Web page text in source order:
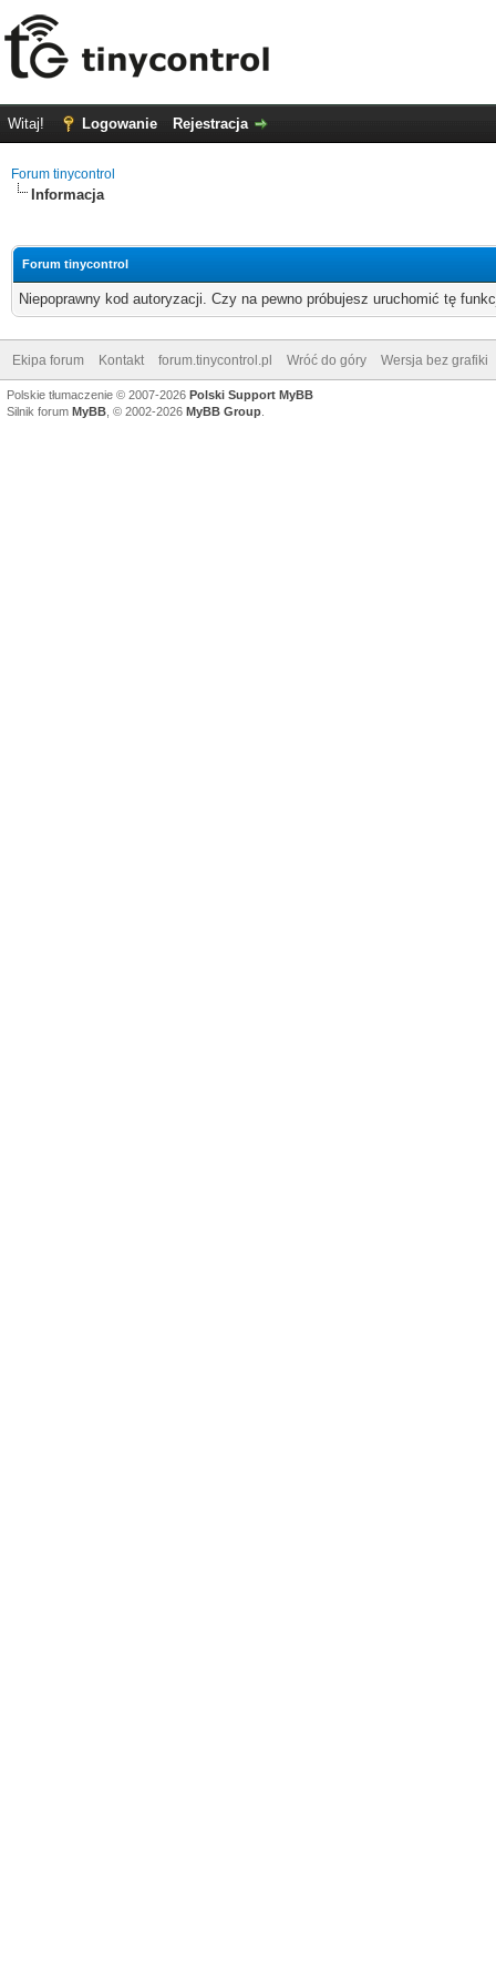
Witaj! Logowanie Rejestracja
Forum tinycontrol
Informacja
Forum tinycontrol
Niepoprawny kod autoryzacji. Czy na pewno próbujesz uruchomić tę
Ekipa forum Kontakt forum.tinycontrol.pl Wróć do góry Wersja bez grafiki
Polskie tłumaczenie © 2007-2026 Polski Support MyBB
Silnik forum MyBB , © 2002-2026 MyBB Group